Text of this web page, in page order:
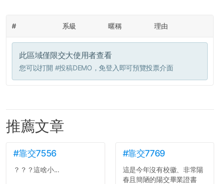
# 系級 暱稱 理由
此區域僅限交大使用者查看
您可以打開 #投稿DEMO ，免登入即可預覽投票介面
推薦文章
#靠交7556
？？？這啥小...
#靠交7769
這是今年沒有校徽、非常陽
春且簡陋的陽交畢業證書